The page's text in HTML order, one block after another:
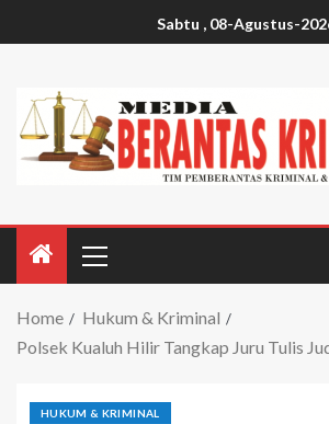
Sabtu , 08-Agustus-
Home
Hukum & Kriminal
Polsek Kualuh Hilir Tangkap Juru Tulis
HUKUM & KRIMINAL